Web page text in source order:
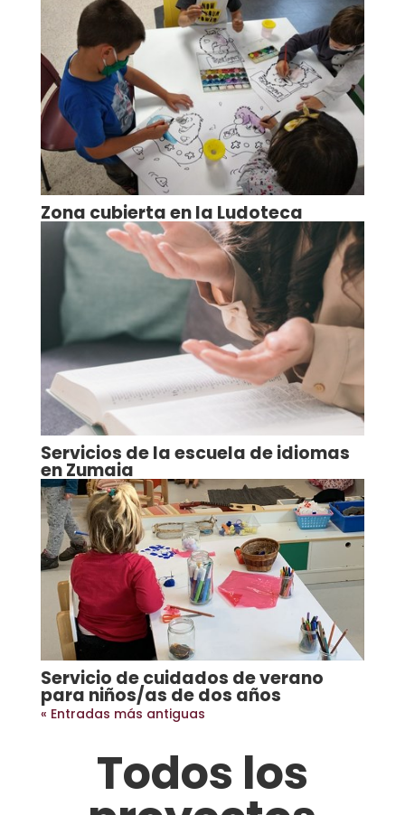
Zona cubierta en la Ludoteca
Servicios de la escuela de idiomas
en Zumaia
Servicio de cuidados de verano
para niños/as de dos años
« Entradas más antiguas
Todos los